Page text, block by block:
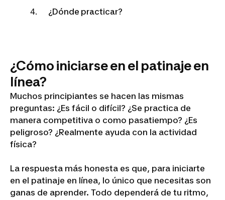
¿Dónde practicar?
¿Cómo iniciarse en el patinaje en
línea?
Muchos principiantes se hacen las mismas
preguntas: ¿Es fácil o difícil? ¿Se practica de
manera competitiva o como pasatiempo? ¿Es
peligroso? ¿Realmente ayuda con la actividad
física?
La respuesta más honesta es que, para iniciarte
en el patinaje en línea, lo único que necesitas son
ganas de aprender. Todo dependerá de tu ritmo,